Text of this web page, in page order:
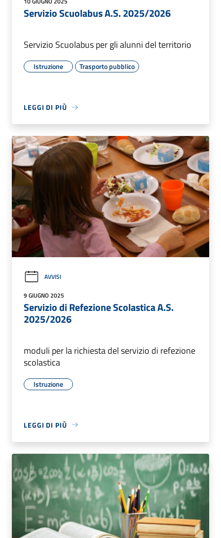
Servizio Scuolabus A.S. 2025/2026
Servizio Scuolabus per gli alunni del territorio
Istruzione Trasporto pubblico
LEGGI DI PIÙ
AVVISI
9 GIUGNO 2025
Servizio di Refezione Scolastica A.S.
2025/2026
moduli per la richiesta del servizio di refezione
scolastica
Istruzione
LEGGI DI PIÙ